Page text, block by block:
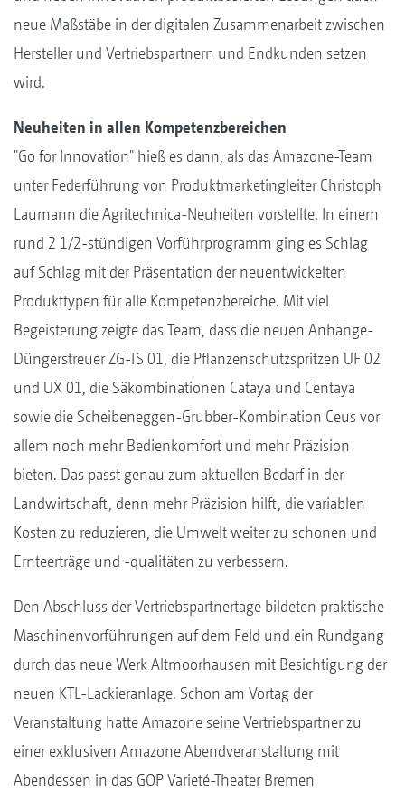
neue Maßstäbe in der digitalen Zusammenarbeit zwischen
Hersteller und Vertriebspartnern und Endkunden setzen
wird.
Neuheiten in allen Kompetenzbereichen
"Go for Innovation" hieß es dann, als das Amazone-Team
unter Federführung von Produktmarketingleiter Christoph
Laumann die Agritechnica-Neuheiten vorstellte. In einem
rund 2 1/2-stündigen Vorführprogramm ging es Schlag
auf Schlag mit der Präsentation der neuentwickelten
Produkttypen für alle Kompetenzbereiche. Mit viel
Begeisterung zeigte das Team, dass die neuen Anhänge-
Düngerstreuer ZG-TS 01, die Pflanzenschutzspritzen UF 02
und UX 01, die Säkombinationen Cataya und Centaya
sowie die Scheibeneggen-Grubber-Kombination Ceus vor
allem noch mehr Bedienkomfort und mehr Präzision
bieten. Das passt genau zum aktuellen Bedarf in der
Landwirtschaft, denn mehr Präzision hilft, die variablen
Kosten zu reduzieren, die Umwelt weiter zu schonen und
Ernteerträge und -qualitäten zu verbessern.
Den Abschluss der Vertriebspartnertage bildeten praktische
Maschinenvorführungen auf dem Feld und ein Rundgang
durch das neue Werk Altmoorhausen mit Besichtigung der
neuen KTL-Lackieranlage. Schon am Vortag der
Veranstaltung hatte Amazone seine Vertriebspartner zu
einer exklusiven Amazone Abendveranstaltung mit
Abendessen in das GOP Varieté-Theater Bremen